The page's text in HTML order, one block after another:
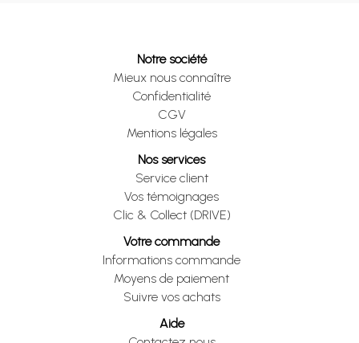
Notre société
Mieux nous connaître
Confidentialité
CGV
Mentions légales
Nos services
Service client
Vos témoignages
Clic & Collect (DRIVE)
Votre commande
Informations commande
Moyens de paiement
Suivre vos achats
Aide